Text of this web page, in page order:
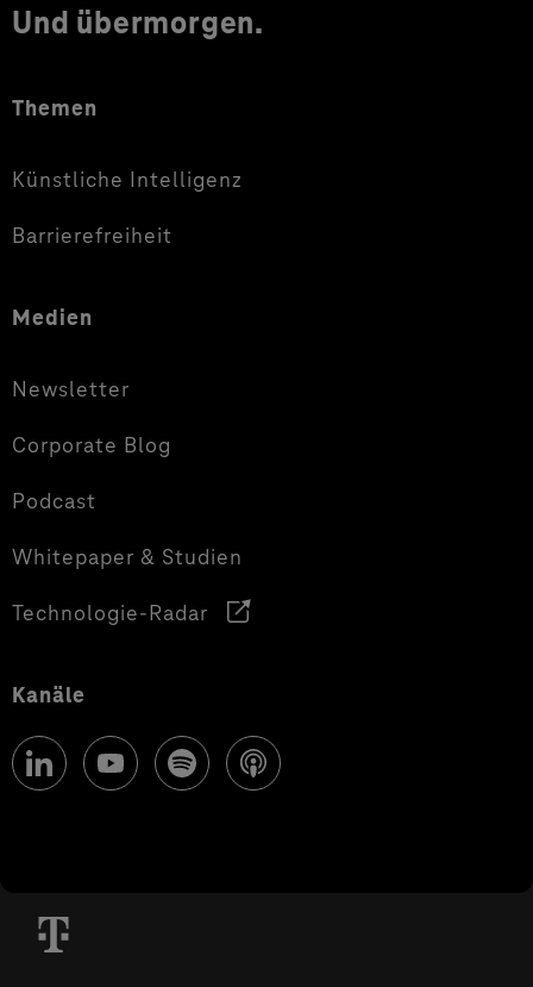
Und übermorgen.
Themen
Künstliche Intelligenz
Barrierefreiheit
Medien
Newsletter
Corporate Blog
Podcast
Whitepaper & Studien
Technologie-Radar
Kanäle